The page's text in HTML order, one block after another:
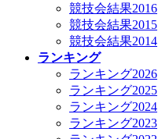
競技会結果2016
競技会結果2015
競技会結果2014
ランキング
ランキング2026
ランキング2025
ランキング2024
ランキング2023